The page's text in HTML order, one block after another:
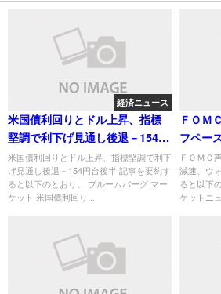
経済ニュース
米国債利回りとドル上昇、指標
堅調で利下げ見通し後退－154円
台後半
米国債利回りとドル上昇、指標堅調で利下
げ見通し後退－154円台後半 記事を要約す
ると以下のとおり。 ブルームバーグ マー
ケット 米国債利回り...
ＦＯＭ
フペー
が反対
ＦＯＭＣ
減速、ウ
ると以下
ケットニ